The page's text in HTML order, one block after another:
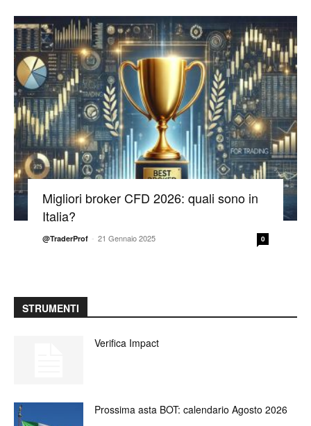
Migliori broker CFD 2026: quali sono in
Italia?
@TraderProf - 21 Gennaio 2025 0
STRUMENTI
Verifica Impact
Prossima asta BOT: calendario Agosto 2026